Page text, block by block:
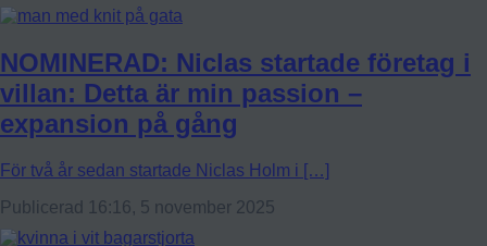
NOMINERAD: Niclas startade företag i
villan: Detta är min passion –
expansion på gång
För två år sedan startade Niclas Holm i […]
Publicerad 16:16, 5 november 2025